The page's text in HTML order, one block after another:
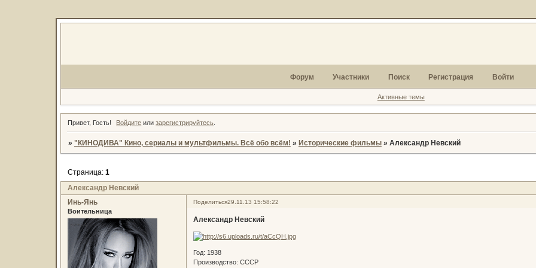
Форум Участники Поиск Регистрация Войти
Активные темы
Привет, Гость! Войдите илизарегистрируйтесь
» "КИНОДИВА" Кино, сериалы и мультфильмы. Всё обо всём! » Исторические фильмы » Александр Невский
Александр Невский
Страница: 1
Поделиться29.11.13 15:58:22
Инь-Янь
Воительница
Александр Невский
Год: 1938
Производство: СССР